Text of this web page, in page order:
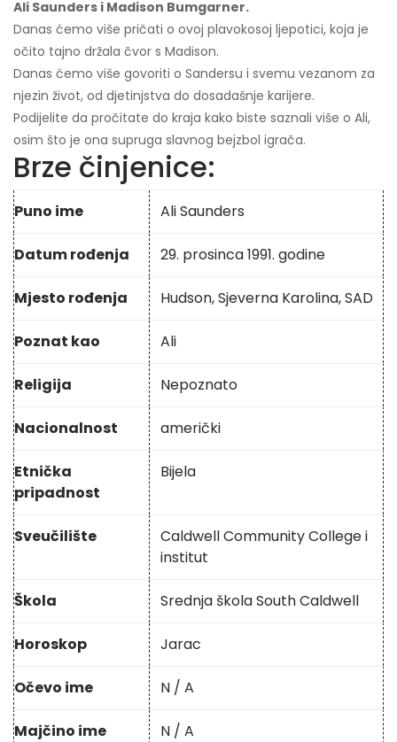
Ali Saunders i Madison Bumgarner.
Danas ćemo više pričati o ovoj plavokosoj ljepotici, koja je
očito tajno držala čvor s Madison.
Danas ćemo više govoriti o Sandersu i svemu vezanom za
njezin život, od djetinjstva do dosadašnje karijere.
Podijelite da pročitate do kraja kako biste saznali više o Ali,
osim što je ona supruga slavnog bejzbol igrača.
Brze činjenice:
Puno ime Ali Saunders
Datum rođenja 29. prosinca 1991. godine
Mjesto rođenja Hudson, Sjeverna Karolina, SAD
Poznat kao Ali
Religija Nepoznato
Nacionalnost američki
Etnička
pripadnost
Bijela
Sveučilište
Caldwell Community College i
institut
Škola Srednja škola South Caldwell
Horoskop Jarac
Očevo ime N / A
Majčino ime N / A